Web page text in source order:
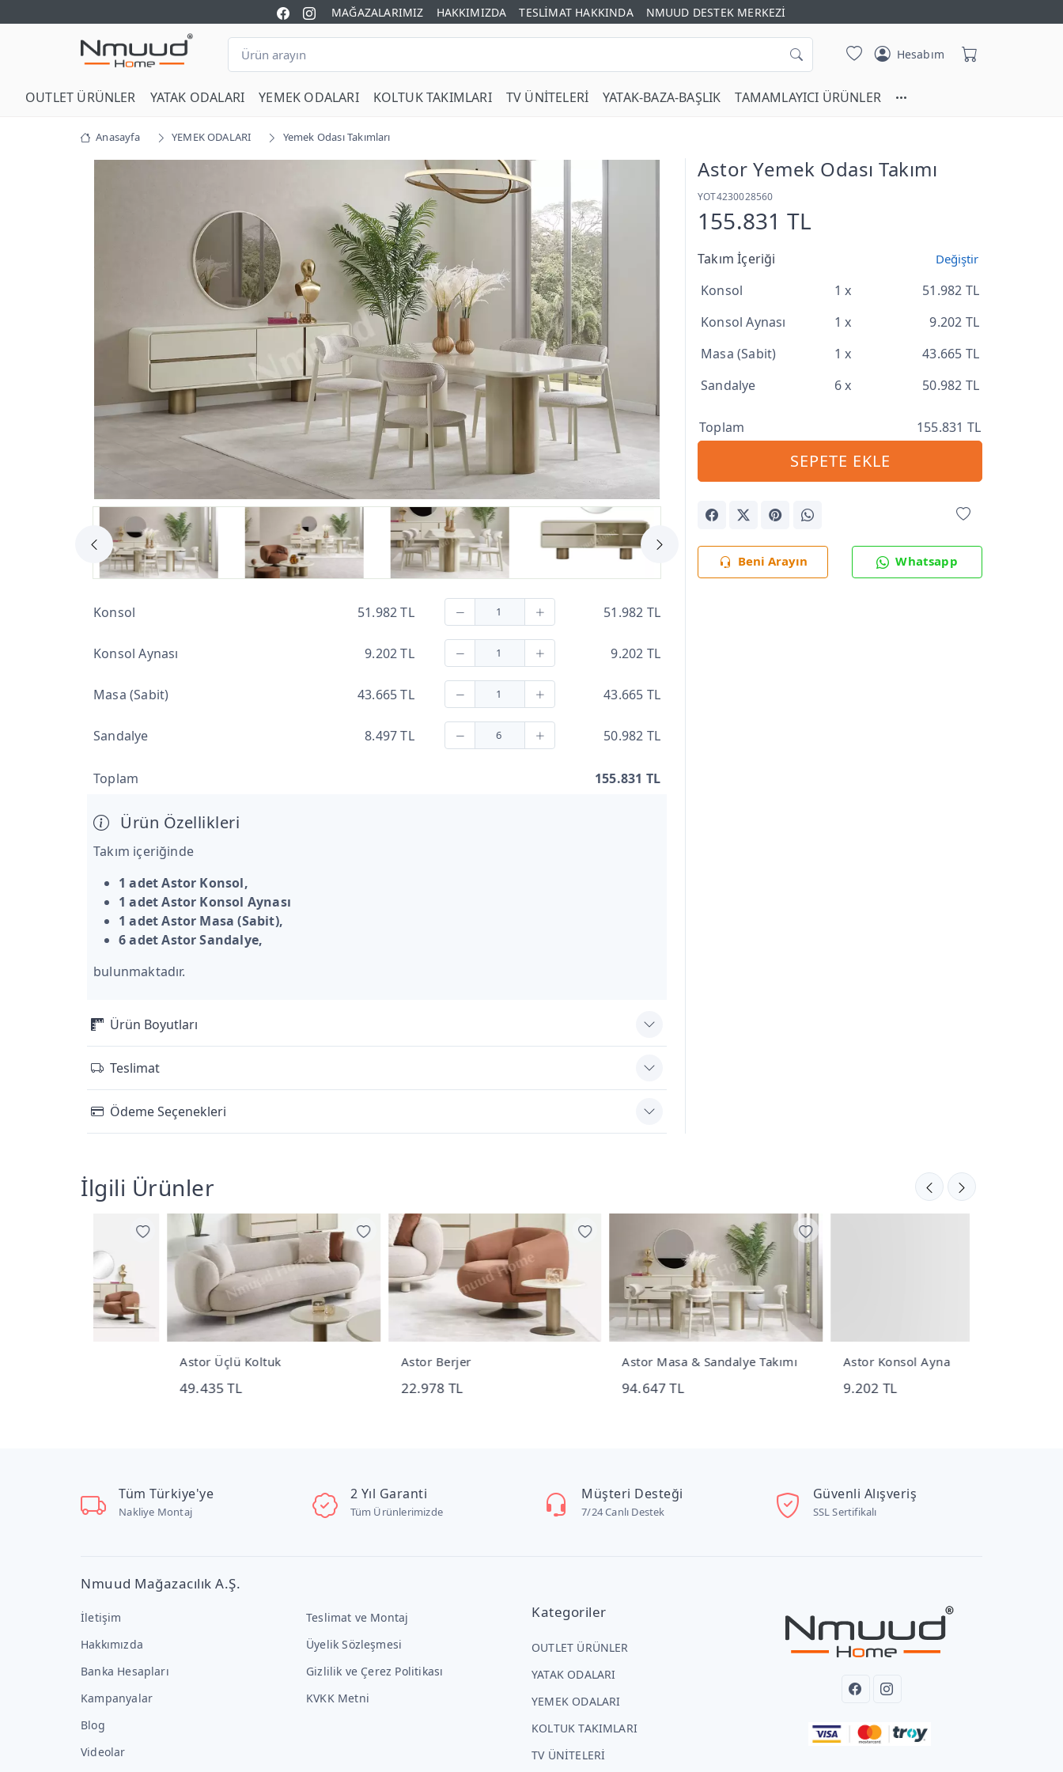
MAĞAZALARIMIZ HAKKIMIZDA TESLİMAT HAKKINDA NMUUD DESTEK MERKEZİ
Hesabım
OUTLET ÜRÜNLER YATAK ODALARI YEMEK ODALARI KOLTUK TAKIMLARI TV ÜNİTELERİ YATAK-BAZA-BAŞLIK TAMAMLAYICI ÜRÜNLER
Anasayfa YEMEK ODALARI Yemek Odası Takımları
Astor Yemek Odası Takımı
YOT4230028560
155.831 TL
Takım İçeriği Değiştir
Konsol 1 x
51.982 TL
Konsol Aynası
1 x
9.202 TL
Masa (Sabit)
1 x
43.665 TL
Sandalye
6 x 50.982 TL
Toplam 155.831 TL
SEPETE EKLE
Beni Arayın Whatsapp
Konsol 51.982 TL 51.982 TL
Konsol Aynası 9.202 TL 9.202 TL
Masa (Sabit) 43.665 TL 43.665 TL
Sandalye 8.497 TL 50.982 TL
Toplam 155.831 TL
Ürün Özellikleri
Takım içeriğinde
1 adet Astor Konsol,
1 adet Astor Konsol Aynası
1 adet Astor Masa (Sabit),
6 adet Astor Sandalye,
bulunmaktadır.
Ürün Boyutları
Teslimat
Ödeme Seçenekleri
İlgili Ürünler
Astor Üçlü Koltuk Astor Masa & Sandalye Takımı Astor Konsol Ayna
Tüm Türkiye'ye
Nakliye Montaj
2 Yıl Garanti
Tüm Ürünlerimizde
Müşteri Desteği
7/24 Canlı Destek
Güvenli Alışveriş
SSL Sertifikalı
Nmuud Mağazacılık A.Ş.
İletişim
Hakkımızda
Banka Hesapları
Kampanyalar
Blog
Videolar
Teslimat ve Montaj
Üyelik Sözleşmesi
Gizlilik ve Çerez Politikası
KVKK Metni
Kategoriler
OUTLET ÜRÜNLER
YATAK ODALARI
YEMEK ODALARI
KOLTUK TAKIMLARI
TV ÜNİTELERİ